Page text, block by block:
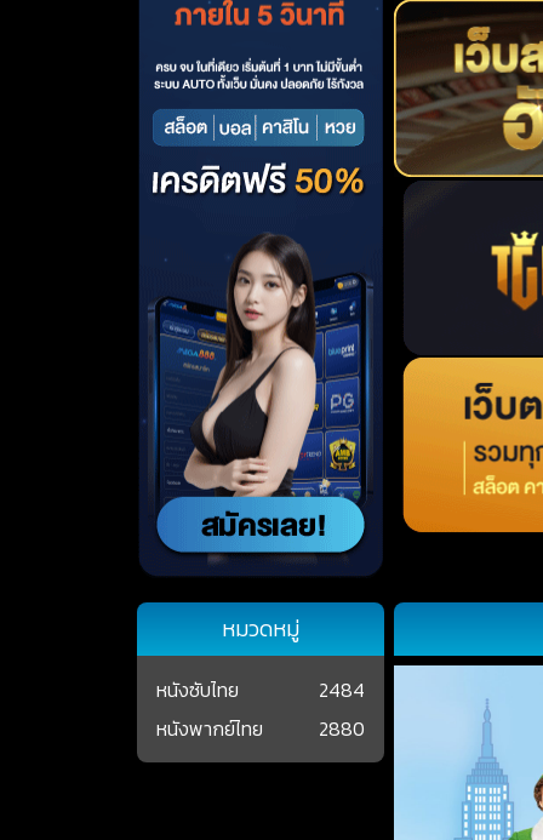
หมวดหมู่
หนังซับไทย
2484
หนังพากย์ไทย
2880